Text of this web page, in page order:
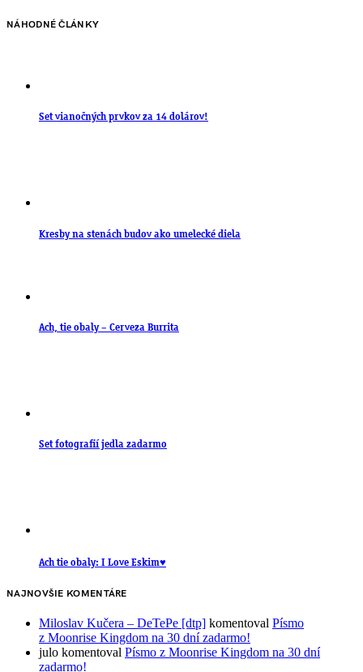
NÁHODNÉ ČLÁNKY
Set vianočných prvkov za 14 dolárov!
Kresby na stenách budov ako umelecké diela
Ach, tie obaly – Cerveza Burrita
Set fotografií jedla zadarmo
Ach tie obaly: I Love Eskim♥
NAJNOVŠIE KOMENTÁRE
Miloslav Kučera – DeTePe [dtp] komentoval Písmo
z Moonrise Kingdom na 30 dní zadarmo!
julo komentoval Písmo z Moonrise Kingdom na 30 dní
zadarmo!